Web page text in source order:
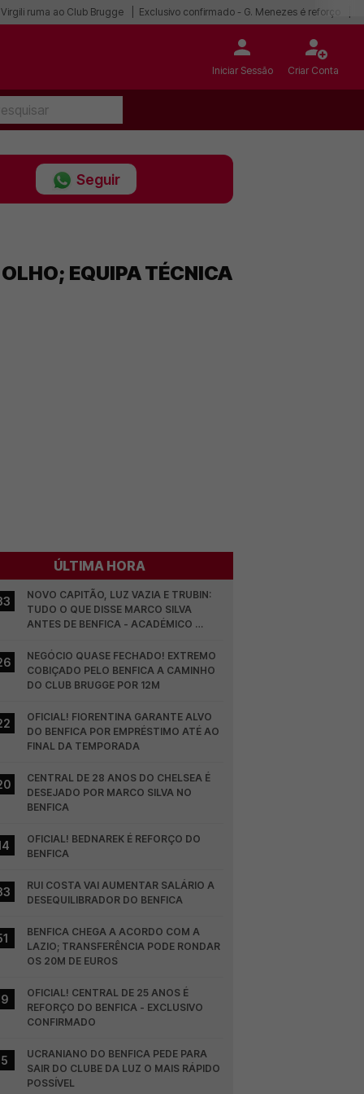
ruma ao Club Brugge Exclusivo confirmado - G. Menezes é reforço
Iniciar Sessão Criar Conta
Seguir
EQUIPA TÉCNICA
ÚLTIMA HORA
NOVO CAPITÃO, LUZ VAZIA E TRUBIN:
TUDO O QUE DISSE MARCO SILVA
ANTES DE BENFICA - ACADÉMICO
NEGÓCIO QUASE FECHADO! EXTREMO
COBIÇADO PELO BENFICA A CAMINHO
DO CLUB BRUGGE POR 12M
OFICIAL! FIORENTINA GARANTE ALVO
DO BENFICA POR EMPRÉSTIMO ATÉ AO
FINAL DA TEMPORADA
CENTRAL DE 28 ANOS DO CHELSEA É
DESEJADO POR MARCO SILVA NO
BENFICA
OFICIAL! BEDNAREK É REFORÇO DO
BENFICA
RUI COSTA VAI AUMENTAR SALÁRIO A
DESEQUILIBRADOR DO BENFICA
BENFICA CHEGA A ACORDO COM A
LAZIO; TRANSFERÊNCIA PODE RONDAR
OS 20M DE EUROS
OFICIAL! CENTRAL DE 25 ANOS É
REFORÇO DO BENFICA - EXCLUSIVO
CONFIRMADO
UCRANIANO DO BENFICA PEDE PARA
SAIR DO CLUBE DA LUZ O MAIS RÁPIDO
POSSÍVEL